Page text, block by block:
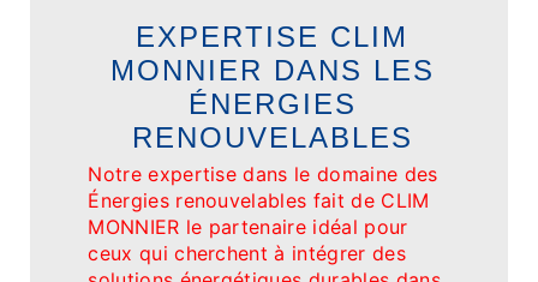
EXPERTISE CLIM
MONNIER DANS LES
ÉNERGIES
RENOUVELABLES
Notre expertise dans le domaine des
Énergies renouvelables fait de CLIM
MONNIER le partenaire idéal pour
ceux qui cherchent à intégrer des